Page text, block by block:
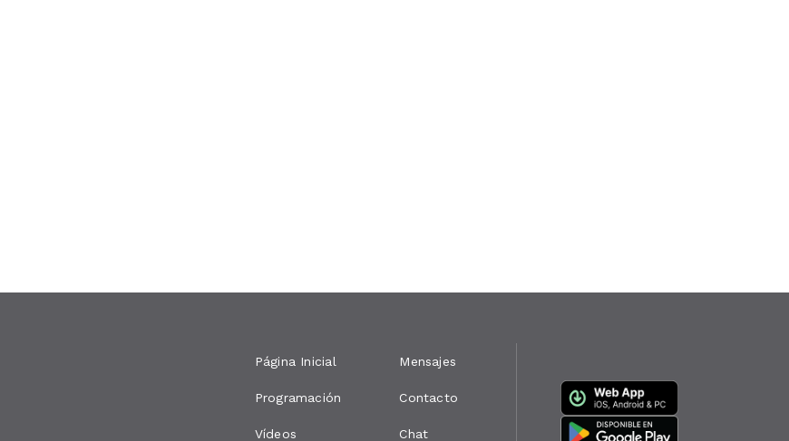
Página Inicial
Programación
Vídeos
Mensajes
Contacto
Chat